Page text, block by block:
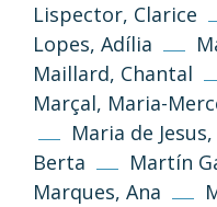
Lispector, Clarice
Lopes, Adília
Maillard, Chantal
Marçal, Maria-
Maria de
Berta
Martín
Marques, Ana
(CC-BY-NC-SA 3.0)